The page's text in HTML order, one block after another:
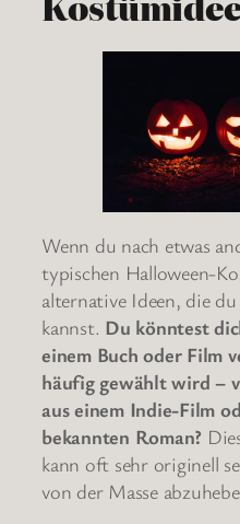
Wenn du nach etwas
typischen Halloween-
alternative Ideen, die
kannst. Du könntest
einem Buch oder Film
häufig gewählt wird –
aus einem Indie-Film
bekannten Roman?
kann oft sehr originell
von der Masse